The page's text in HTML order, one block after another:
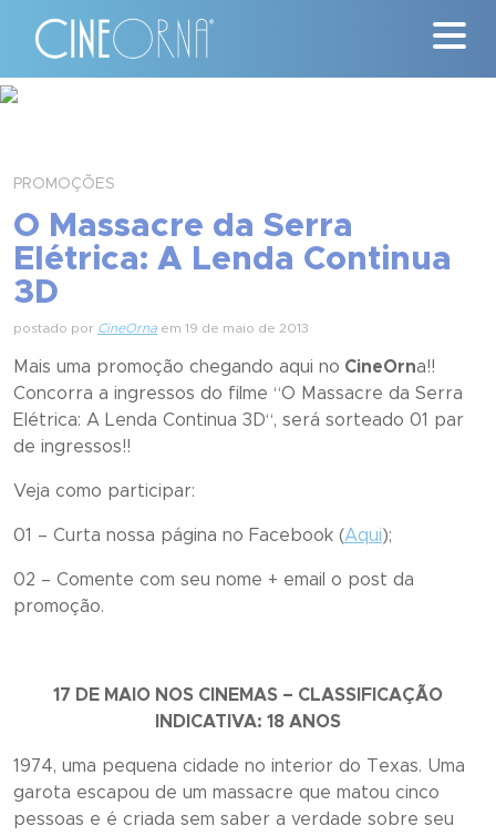
#ClássicosCineOrna
Contato
PROMOÇÕES
O Massacre da Serra
Elétrica: A Lenda Continua
3D
postado por CineOrna em 19 de maio de 2013
Mais uma promoção chegando aqui no CineOrna!!
Concorra a ingressos do filme “O Massacre da Serra
Elétrica: A Lenda Continua 3D“, será sorteado 01 par
de ingressos!!
Veja como participar:
01 – Curta nossa página no Facebook (Aqui);
02 – Comente com seu nome + email o post da
promoção.
17 DE MAIO NOS CINEMAS – CLASSIFICAÇÃO
INDICATIVA: 18 ANOS
1974, uma pequena cidade no interior do Texas. Uma
garota escapou de um massacre que matou cinco
pessoas e é criada sem saber a verdade sobre seu